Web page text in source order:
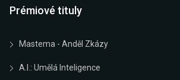
Prémiové tituly
Mastema - Anděl Zkázy
A.I.: Umělá Inteligence